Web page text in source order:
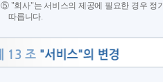
⑤ "회사"는 서비스의 제공에 필요한 경우 정
따릅니다.